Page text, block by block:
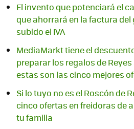
El invento que potenciará el
que ahorrará en la factura del
subido el IVA
MediaMarkt tiene el
preparar los regalos de
estas son las cinco mejores
Si lo tuyo no es el Roscón de
cinco ofertas en freidoras de
tu familia